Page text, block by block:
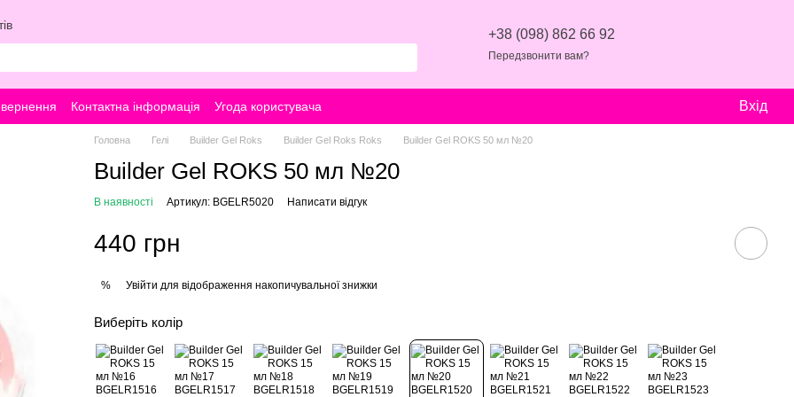
+38 (098) 862 66 92
Передзвонити вам?
Контактна інформація Угода користувача Вхід
Головна Гелі Builder Gel Roks Builder Gel Roks Roks Builder Gel ROKS 50 мл №20
Builder Gel ROKS 50 мл №20
В наявності Артикул: BGELR5020 Написати відгук
440 грн
% Увійти для відображення накопичувальної знижки
Виберіть колір